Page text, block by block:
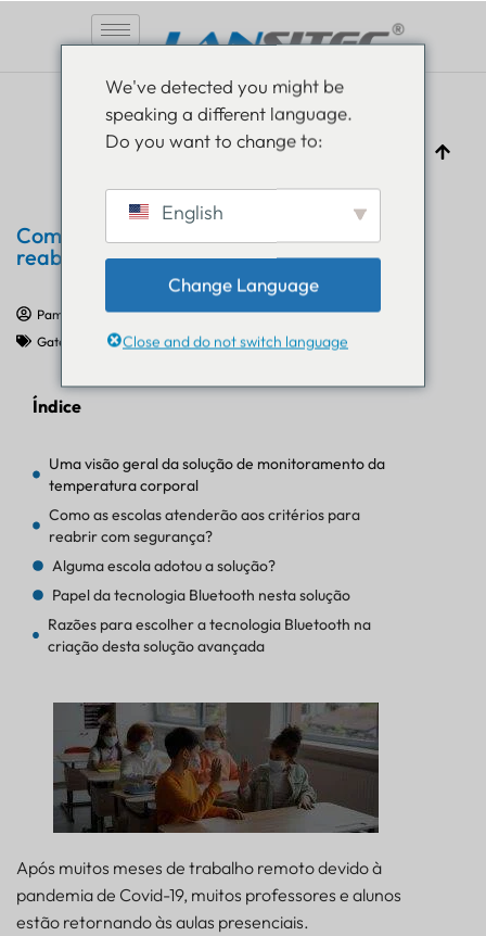
Como a pulseira Bluetooth é útil para
reabrir escolas com segurança?
Pam Luthra
11 de março de 2021
Gateway Bluetooth,COVID-19
Índice
Uma visão geral da solução de monitoramento da
temperatura corporal
Como as escolas atenderão aos critérios para
reabrir com segurança?
Alguma escola adotou a solução?
Papel da tecnologia Bluetooth nesta solução
Razões para escolher a tecnologia Bluetooth na
criação desta solução avançada
Após muitos meses de trabalho remoto devido à
pandemia de Covid-19, muitos professores e alunos
estão retornando às aulas presenciais.
We've detected you might be
speaking a different language.
Do you want to change to:
English
Change Language
Close and do not switch language